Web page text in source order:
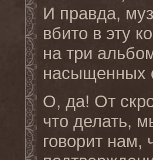
И правда,
вбито в эту
на три
насыщенных
О, да! От
что делать,
говорит нам,